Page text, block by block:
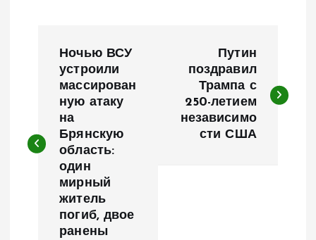
и
Ночью ВСУ
устроили
массирован
ную атаку
на
Брянскую
область:
один
мирный
житель
погиб, двое
ранены
Путин
поздравил
Трампа с
250-летием
независимо
сти США